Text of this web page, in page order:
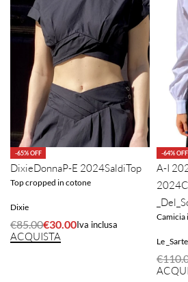
-65% OFF
DixieDonnaP-E 2024SaldiTop
Top cropped in cotone
Dixie
€85.00€30.00Iva inclusa
ACQUISTA
-64% OFF
A-I
2024
Camicia
Le
€